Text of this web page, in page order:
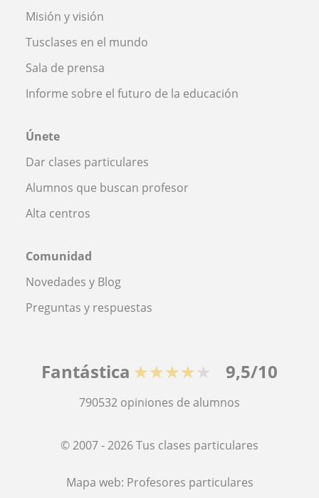
Misión y visión
Tusclases en el mundo
Sala de prensa
Informe sobre el futuro de la educación
Únete
Dar clases particulares
Alumnos que buscan profesor
Alta centros
Comunidad
Novedades y Blog
Preguntas y respuestas
Fantástica ★★★★★ 9,5/10
790532 opiniones de alumnos
© 2007 - 2026 Tus clases particulares
Mapa web: Profesores particulares